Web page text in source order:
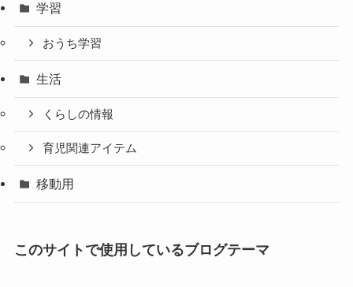
学習
おうち学習
生活
くらしの情報
育児関連アイテム
移動用
このサイトで使用しているブログテーマ